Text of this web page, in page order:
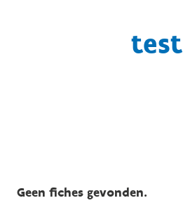
test
Geen fiches gevonden.